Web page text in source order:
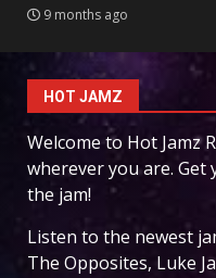
9 months ago
HOT JAMZ
Welcome to Hot Jamz
wherever you are.
the jam!
Listen to the newest
The Opposites, Luke